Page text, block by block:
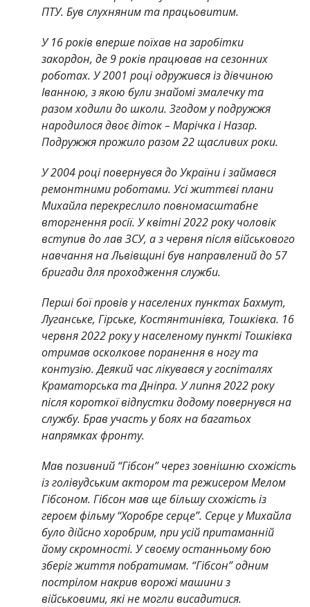
ПТУ. Був слухняним та працьовитим.
У 16 років вперше поїхав на заробітки
закордон, де 9 років працював на сезонних
роботах. У 2001 році одружився із дівчиною
Іванною, з якою були знайомі змалечку та
разом ходили до школи. Згодом у подружжя
народилося двоє діток – Марічка і Назар.
Подружжя прожило разом 22 щасливих роки.
У 2004 році повернувся до України і займався
ремонтними роботами. Усі життєві плани
Михайла перекреслило повномасштабне
вторгнення росії. У квітні 2022 року чоловік
вступив до лав ЗСУ, а з червня після військового
навчання на Львівщині був направлений до 57
бригади для проходження служби.
Перші бої провів у населених пунктах Бахмут,
Луганське, Гірське, Костянтинівка, Тошківка. 16
червня 2022 року у населеному пункті Тошківка
отримав осколкове поранення в ногу та
контузію. Деякий час лікувався у госпіталях
Краматорська та Дніпра. У липня 2022 року
після короткої відпустки додому повернувся на
службу. Брав участь у боях на багатьох
напрямках фронту.
Мав позивний “Гібсон” через зовнішню схожість
із голівудським актором та режисером Мелом
Гібсоном. Гібсон мав ще більшу схожість із
героєм фільму “Хоробре серце”. Серце у Михайла
було дійсно хоробрим, при усій притаманній
йому скромності. У своєму останньому бою
зберіг життя побратимам. “Гібсон” одним
пострілом накрив ворожі машини з
військовими, які не могли висадитися.